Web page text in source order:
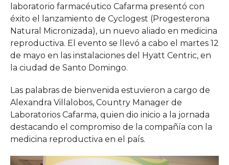
laboratorio farmacéutico Cafarma presentó con
éxito el lanzamiento de Cyclogest (Progesterona
Natural Micronizada), un nuevo aliado en medicina
reproductiva. El evento se llevó a cabo el martes 12
de mayo en las instalaciones del Hyatt Centric, en
la ciudad de Santo Domingo.
Las palabras de bienvenida estuvieron a cargo de
Alexandra Villalobos, Country Manager de
Laboratorios Cafarma, quien dio inicio a la jornada
destacando el compromiso de la compañía con la
medicina reproductiva en el país.